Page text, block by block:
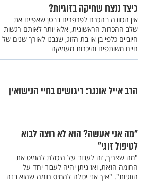
כיצד ננצח שחיקה בזוגיות?
אין הכוונה בהכרח לפרפרים בבטן שאפיינו את
שלב ההכרות הראשונית, אלא יותר לאותם רגשות
חיוביים כלפי בן או בת הזוג, שנבנו לאורך שנים של
חיים משותפים והיכרות מעמיקה
הרב אייל אונגר: ריגושים בחיי הנישואין
"מה אני אעשה? הוא לא רוצה לבוא
לטיפול זוגי"
"מה שצריך, זה לעבוד על היכולת להמיס את
החומה הזאת, ואז ניתן יהיה לעבוד יחד על
הזוגיות". "איך אני יכולה להמיס חומה שהוא בנה